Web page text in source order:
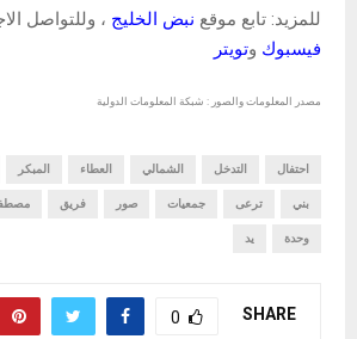
للمزيد: تابع موقع نبض الخليج ، وللتواصل
فيسبوك وتويتر
مصدر المعلومات والصور : شبكة المعلومات الدولية
احتفال التدخل الشمالي العطاء المبكر
بني ترعى جمعيات صور فريق
وحدة يد
SHARE
0